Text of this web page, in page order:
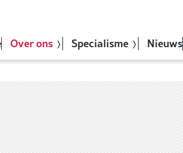
Over ons Specialisme Nieuws